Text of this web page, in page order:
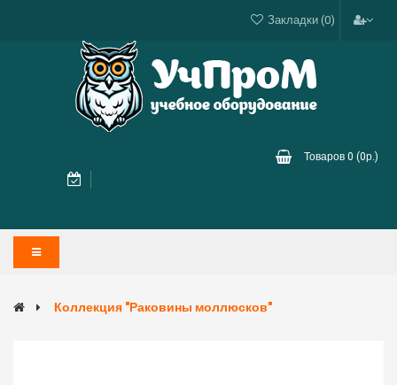
Закладки (0)
Товаров 0 (0р.)
Коллекция "Раковины моллюсков"